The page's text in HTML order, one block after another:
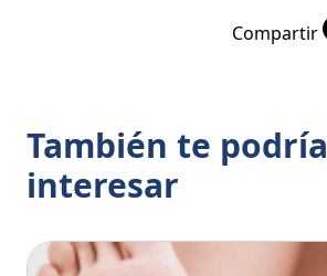
Compartir
También te podría
interesar